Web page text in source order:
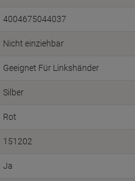
4004675044037
Nicht einziehbar
Geeignet Für Linkshänder
Silber
Rot
151202
Ja